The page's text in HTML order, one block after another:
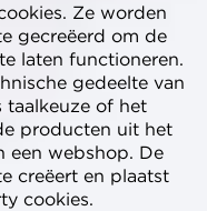
Ze worden
gecreëerd om de
laten functioneren.
gedeelte van
taalkeuze of het
producten uit het
een webshop. De
creëert en plaatst
cookies.